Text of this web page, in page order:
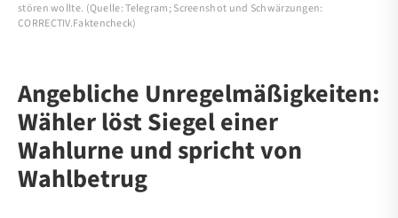
stören wollte. (Quelle: Telegram; Screenshot und Schwärzungen:
CORRECTIV.Faktencheck)
Angebliche Unregelmäßigkeiten:
Wähler löst Siegel einer
Wahlurne und spricht von
Wahlbetrug